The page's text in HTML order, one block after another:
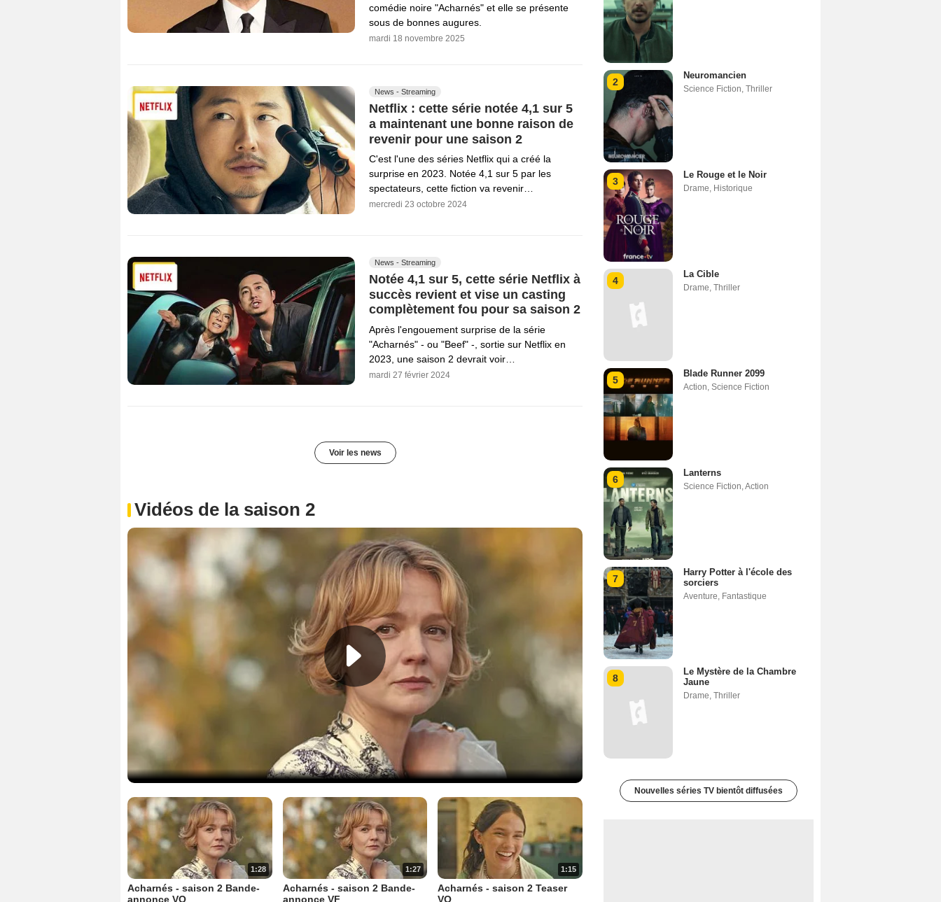
comédie noire "Acharnés" et elle se présente
sous de bonnes augures.
mardi 18 novembre 2025
News - Streaming
Netflix : cette série notée 4,1 sur 5
a maintenant une bonne raison de
revenir pour une saison 2
C'est l'une des séries Netflix qui a créé la
surprise en 2023. Notée 4,1 sur 5 par les
spectateurs, cette fiction va revenir…
mercredi 23 octobre 2024
News - Streaming
Notée 4,1 sur 5, cette série Netflix à
succès revient et vise un casting
complètement fou pour sa saison 2
Après l'engouement surprise de la série
"Acharnés" - ou "Beef" -, sortie sur Netflix en
2023, une saison 2 devrait voir…
mardi 27 février 2024
Voir les news
Vidéos de la saison 2
1:28
Acharnés - saison 2 Bande-
annonce VO
1:27
Acharnés - saison 2 Bande-
annonce VF
1:15
Acharnés - saison 2 Teaser
VO
2
Neuromancien
Science Fiction Thriller
3
Le Rouge et le Noir
Drame Historique
4
La Cible
Drame Thriller
5
Blade Runner 2099
Action Science Fiction
6
Lanterns
Science Fiction Action
7
Harry Potter à l'école des
sorciers
Aventure Fantastique
8
Le Mystère de la Chambre
Jaune
Drame Thriller
Nouvelles séries TV bientôt diffusées